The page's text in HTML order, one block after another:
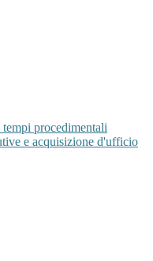
procedimentali
e acquisizione d'ufficio